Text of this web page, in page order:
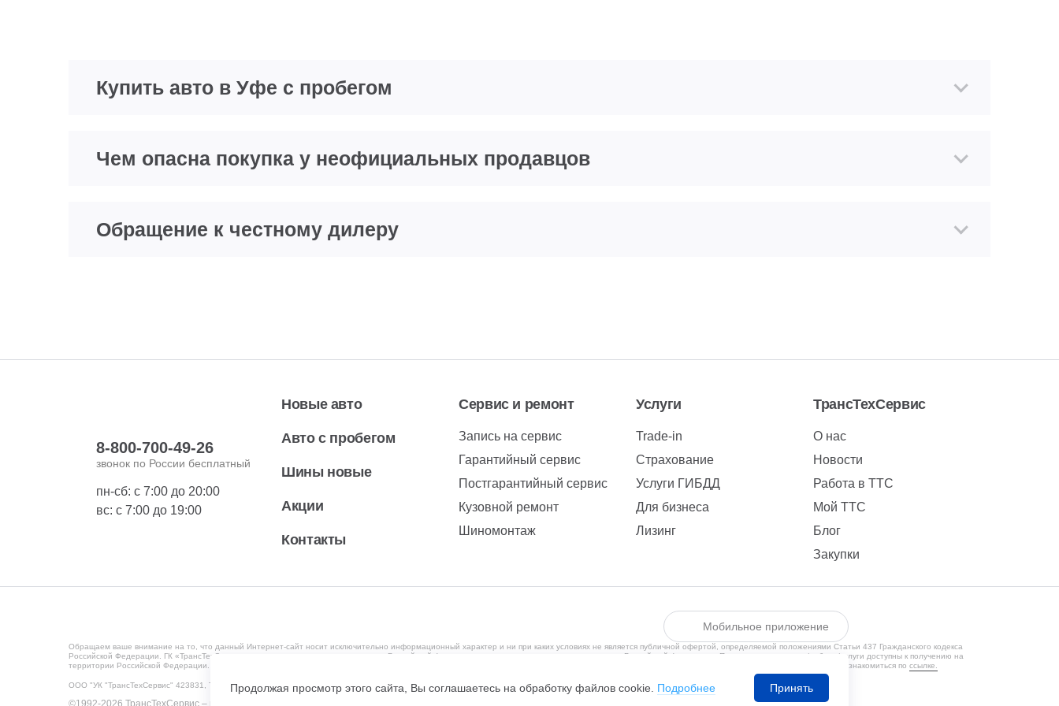
Купить авто в Уфе с пробегом
Чем опасна покупка у неофициальных продавцов
Обращение к честному дилеру
8-800-700-49-26
звонок по России бесплатный
пн-сб: с 7:00 до 20:00
вс: с 7:00 до 19:00
Новые авто
Авто с пробегом
Шины новые
Акции
Контакты
Сервис и ремонт
Запись на сервис
Гарантийный сервис
Постгарантийный сервис
Кузовной ремонт
Шиномонтаж
Услуги
Trade-in
Страхование
Услуги ГИБДД
Для бизнеса
Лизинг
ТрансТехСервис
О нас
Новости
Работа в ТТС
Мой ТТС
Блог
Закупки
Мобильное приложение
Обращаем ваше внимание на то, что данный Интернет-сайт носит исключительно информационный характер и ни при каких условиях не является публичной офертой, определяемой положениями Статьи 437 Гражданского кодекса
Российской Федерации. ГК «ТрансТехСервис» ведет деятельность на территории Российской Федерации в соответствии с законодательством Российской Федерации. Предлагаемые товары/работы/услуги доступны к получению на
территории Российской Федерации. Мониторинг потребительского поведения субъектов находящихся за пределами Российской Федерации, не ведется. С политикой конфиденциальности Вы можете ознакомиться по ссылке.
ООО "УК "ТрансТехСервис" 423831, Татарстан Респ, Набережные Челны г, Чулман пр-кт, дом №111, помещение 23, +7 (8552)29-99-26, ОГРН 1051614160620, ИНН 1650131524
©1992-2026 ТрансТехСервис – продажа и обслуживание автомобилей.
Продолжая просмотр этого сайта, Вы соглашаетесь на обработку файлов cookie. Подробнее Принять